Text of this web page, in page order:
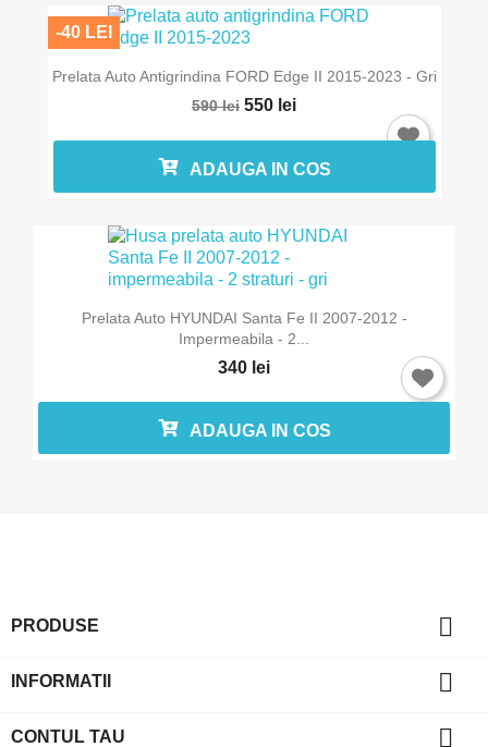
Prelata Auto Antigrindina FORD Edge II 2015-2023 - Gri
590 lei 550 lei
-40 LEI
ADAUGA IN COS
Prelata Auto HYUNDAI Santa Fe II 2007-2012 -
Impermeabila - 2...
340 lei
ADAUGA IN COS
PRODUSE 
INFORMATII 
CONTUL TAU 